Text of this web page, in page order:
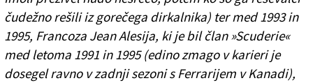
čudežno rešili iz gorečega dirkalnika) ter med 1993 in
1995, Francoza Jean Alesija, ki je bil član »Scuderie«
med letoma 1991 in 1995 (edino zmago v karieri je
dosegel ravno v zadnji sezoni s Ferrarijem v Kanadi),